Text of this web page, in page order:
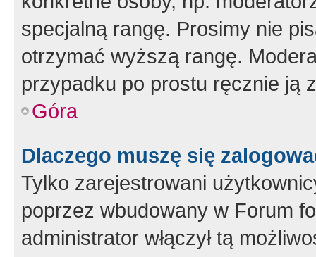
specjalną rangę. Prosimy nie
otrzymać wyższą rangę.
przypadku po prostu ręcznie ją
Góra
Dlaczego muszę się
Tylko zarejestrowani
poprzez wbudowany w Forum
administrator włączył tą